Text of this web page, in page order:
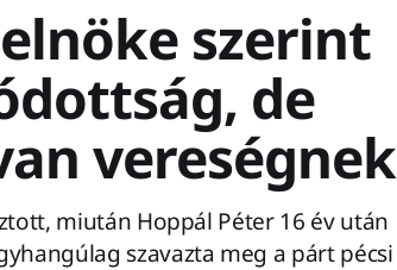
szerint
de
vereségnek
miután Hoppál Péter 16 év után
szavazta meg a párt pécsi